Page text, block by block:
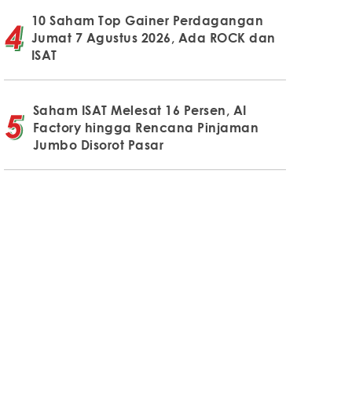
10 Saham Top Gainer Perdagangan
Jumat 7 Agustus 2026, Ada ROCK dan
ISAT
Saham ISAT Melesat 16 Persen, AI
Factory hingga Rencana Pinjaman
Jumbo Disorot Pasar